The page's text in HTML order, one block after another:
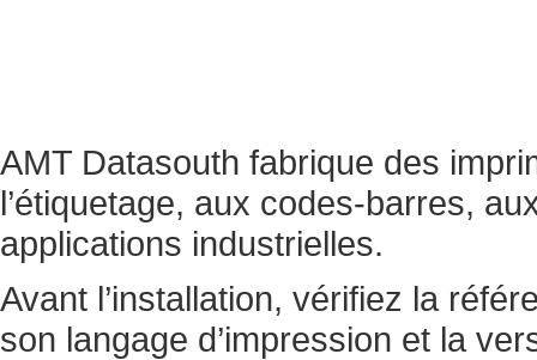
AMT Datasouth fabrique des
l’étiquetage, aux codes-barres,
applications industrielles.
Avant l’installation, vérifiez la
son langage d’impression et la